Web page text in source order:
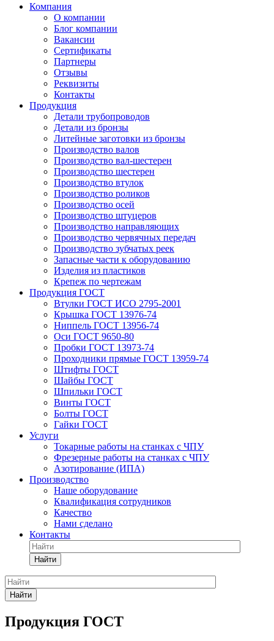
Компания
О компании
Блог компании
Вакансии
Сертификаты
Партнеры
Отзывы
Реквизиты
Контакты
Продукция
Детали трубопроводов
Детали из бронзы
Литейные заготовки из бронзы
Производство валов
Производство вал-шестерен
Производство шестерен
Производство втулок
Производство роликов
Производство осей
Производство штуцеров
Производство направляющих
Производство червячных передач
Производство зубчатых реек
Запасные части к оборудованию
Изделия из пластиков
Крепеж по чертежам
Продукция ГОСТ
Втулки ГОСТ ИСО 2795-2001
Крышка ГОСТ 13976-74
Ниппель ГОСТ 13956-74
Оси ГОСТ 9650-80
Пробки ГОСТ 13973-74
Проходники прямые ГОСТ 13959-74
Штифты ГОСТ
Шайбы ГОСТ
Шпильки ГОСТ
Винты ГОСТ
Болты ГОСТ
Гайки ГОСТ
Услуги
Токарные работы на станках с ЧПУ
Фрезерные работы на станках с ЧПУ
Азотирование (ИПА)
Производство
Наше оборудование
Квалификация сотрудников
Качество
Нами сделано
Контакты
Найти
Найти
Продукция ГОСТ